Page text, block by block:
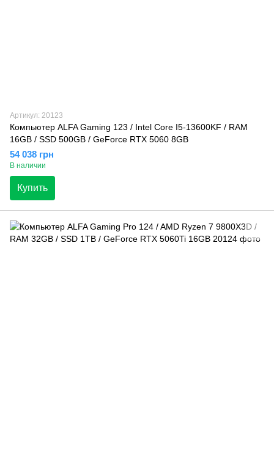
Артикул: 20123
Компьютер ALFA Gaming 123 / Intel Core I5-13600KF / RAM
16GB / SSD 500GB / GeForce RTX 5060 8GB
54 038 грн
В наличии
Купить